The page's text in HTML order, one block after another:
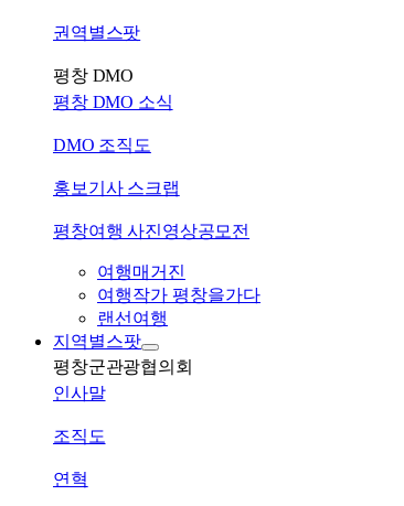
권역별스팟
평창 DMO
평창 DMO 소식
DMO 조직도
홍보기사 스크랩
평창여행 사진영상공모전
여행매거진
여행작가 평창을가다
랜선여행
지역별스팟
평창군관광협의회
인사말
조직도
연혁